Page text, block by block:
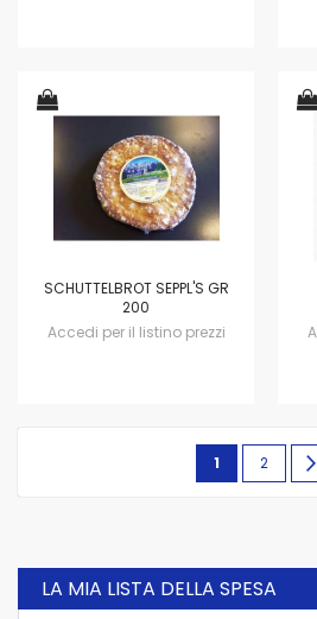
SCHUTTELBROT SEPPL'S GR
200
Accedi per il listino prezzi
Attualmente
la
1 Pagina
2
LA MIA LISTA DELLA SPESA